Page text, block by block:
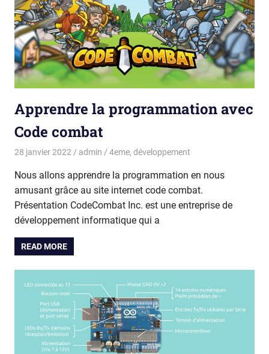
Apprendre la programmation avec
Code combat
28 janvier 2022 admin 4eme, développement
Nous allons apprendre la programmation en nous
amusant grâce au site internet code combat.
Présentation CodeCombat Inc. est une entreprise de
développement informatique qui a
READ MORE